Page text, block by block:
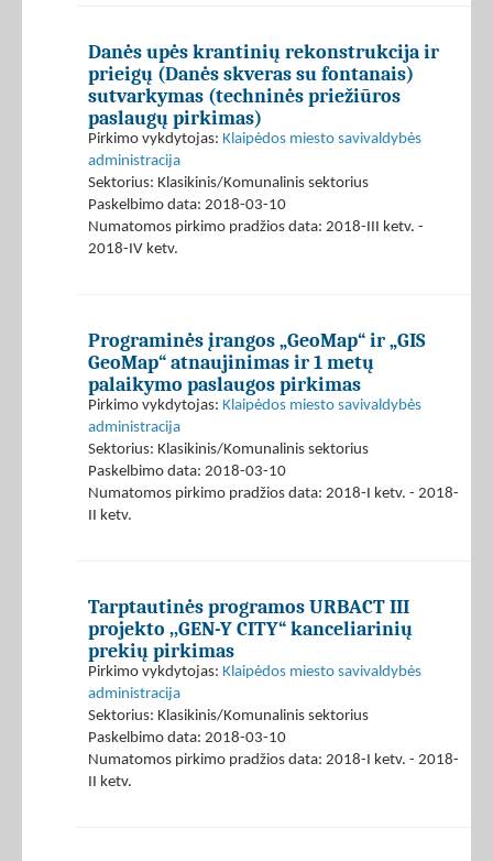
Danės upės krantinių rekonstrukcija ir
prieigų (Danės skveras su fontanais)
sutvarkymas (techninės priežiūros
paslaugų pirkimas)
Pirkimo vykdytojas: Klaipėdos miesto savivaldybės
administracija
Sektorius: Klasikinis/Komunalinis sektorius
Paskelbimo data: 2018-03-10
Numatomos pirkimo pradžios data: 2018-III ketv. -
2018-IV ketv.
Programinės įrangos „GeoMap“ ir „GIS
GeoMap“ atnaujinimas ir 1 metų
palaikymo paslaugos pirkimas
Pirkimo vykdytojas: Klaipėdos miesto savivaldybės
administracija
Sektorius: Klasikinis/Komunalinis sektorius
Paskelbimo data: 2018-03-10
Numatomos pirkimo pradžios data: 2018-I ketv. - 2018-
II ketv.
Tarptautinės programos URBACT III
projekto ,,GEN-Y CITY“ kanceliarinių
prekių pirkimas
Pirkimo vykdytojas: Klaipėdos miesto savivaldybės
administracija
Sektorius: Klasikinis/Komunalinis sektorius
Paskelbimo data: 2018-03-10
Numatomos pirkimo pradžios data: 2018-I ketv. - 2018-
II ketv.